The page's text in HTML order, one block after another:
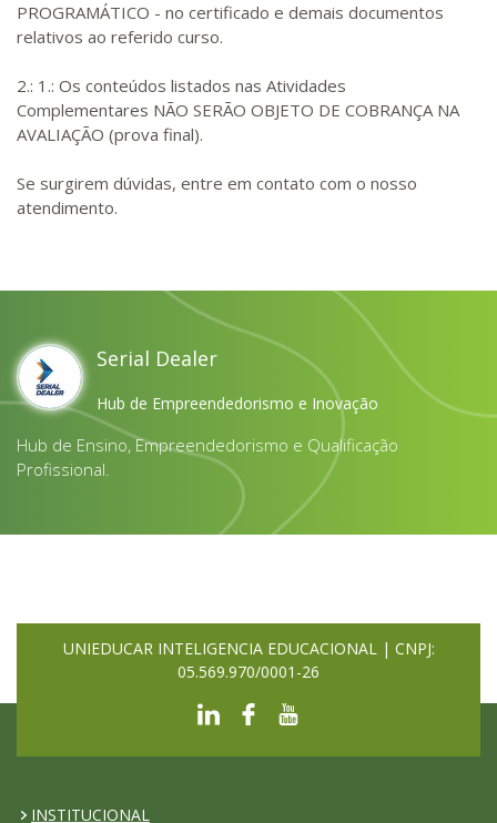
PROGRAMÁTICO - no certificado e demais documentos
relativos ao referido curso.
2.: 1.: Os conteúdos listados nas Atividades
Complementares NÃO SERÃO OBJETO DE COBRANÇA NA
AVALIAÇÃO (prova final).
Se surgirem dúvidas, entre em contato com o nosso
atendimento.
Serial Dealer
Hub de Empreendedorismo e Inovação
Hub de Ensino, Empreendedorismo e Qualificação
Profissional.
UNIEDUCAR INTELIGENCIA EDUCACIONAL | CNPJ:
05.569.970/0001-26
INSTITUCIONAL